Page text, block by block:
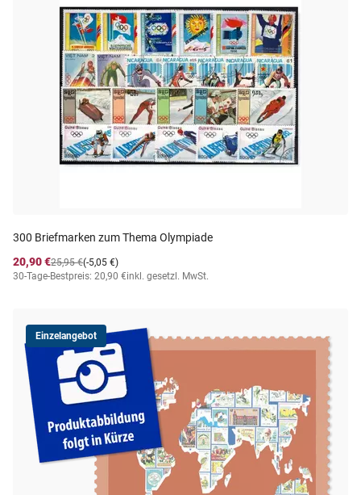
300 Briefmarken zum Thema Olympiade
20,90 €
(-5,05 €)
25,95 €
30-Tage-Bestpreis: 20,90 €inkl. gesetzl. MwSt.
Einzelangebot